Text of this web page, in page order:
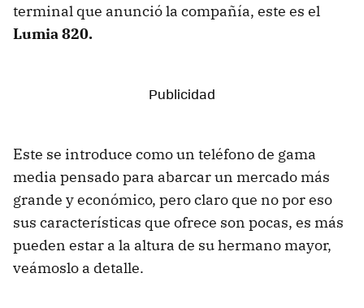
terminal que anunció la compañía, este es el
Lumia 820.
Este se introduce como un teléfono de gama
media pensado para abarcar un mercado más
grande y económico, pero claro que no por eso
sus características que ofrece son pocas, es más
pueden estar a la altura de su hermano mayor,
veámoslo a detalle.